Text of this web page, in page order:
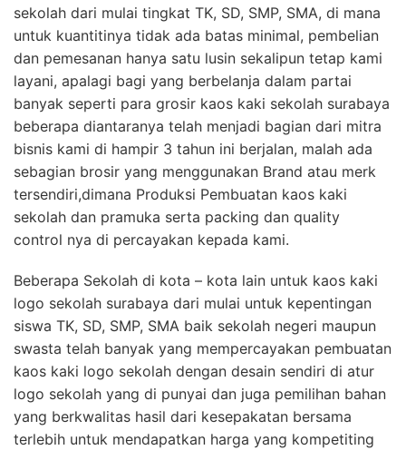
sekolah dari mulai tingkat TK, SD, SMP, SMA, di mana
untuk kuantitinya tidak ada batas minimal, pembelian
dan pemesanan hanya satu lusin sekalipun tetap kami
layani, apalagi bagi yang berbelanja dalam partai
banyak seperti para grosir kaos kaki sekolah surabaya
beberapa diantaranya telah menjadi bagian dari mitra
bisnis kami di hampir 3 tahun ini berjalan, malah ada
sebagian brosir yang menggunakan Brand atau merk
tersendiri,dimana Produksi Pembuatan kaos kaki
sekolah dan pramuka serta packing dan quality
control nya di percayakan kepada kami.
Beberapa Sekolah di kota – kota lain untuk kaos kaki
logo sekolah surabaya dari mulai untuk kepentingan
siswa TK, SD, SMP, SMA baik sekolah negeri maupun
swasta telah banyak yang mempercayakan pembuatan
kaos kaki logo sekolah dengan desain sendiri di atur
logo sekolah yang di punyai dan juga pemilihan bahan
yang berkwalitas hasil dari kesepakatan bersama
terlebih untuk mendapatkan harga yang kompetiting